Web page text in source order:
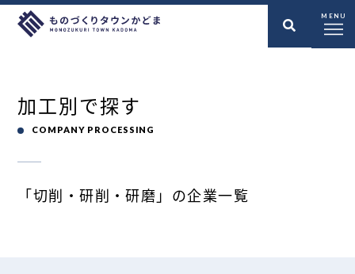
MENU
加工別で探す
COMPANY PROCESSING
「切削・研削・研磨」の企業一覧